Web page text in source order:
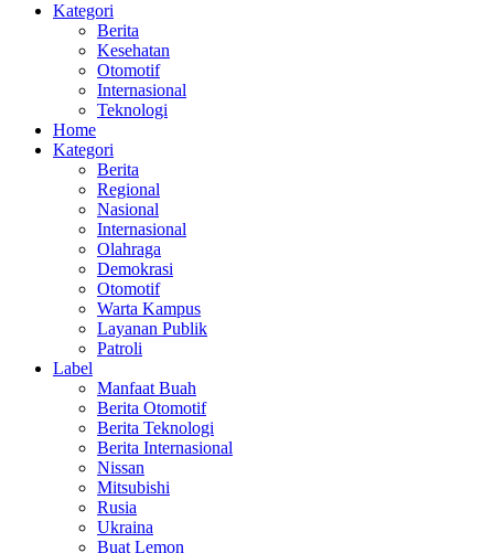
Kategori
Berita
Kesehatan
Otomotif
Internasional
Teknologi
Home
Kategori
Berita
Regional
Nasional
Internasional
Olahraga
Demokrasi
Otomotif
Warta Kampus
Layanan Publik
Patroli
Label
Manfaat Buah
Berita Otomotif
Berita Teknologi
Berita Internasional
Nissan
Mitsubishi
Rusia
Ukraina
Buat Lemon